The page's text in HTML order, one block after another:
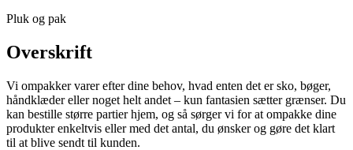
Pluk og pak
Overskrift
Vi ompakker varer efter dine behov, hvad enten det er sko, bøger,
håndklæder eller noget helt andet – kun fantasien sætter grænser. Du
kan bestille større partier hjem, og så sørger vi for at ompakke dine
produkter enkeltvis eller med det antal, du ønsker og gøre det klart
til at blive sendt til kunden.